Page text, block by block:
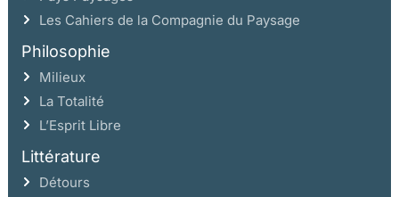
Les Cahiers de la Compagnie du Paysage
Philosophie
Milieux
La Totalité
L’Esprit Libre
Littérature
Détours